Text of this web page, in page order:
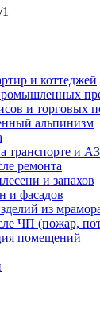
и коттеджей
и торговых
альпинизм
транспорте и
ремонта
и запахов
и фасадов
из
ЧП (пожар,
помещений